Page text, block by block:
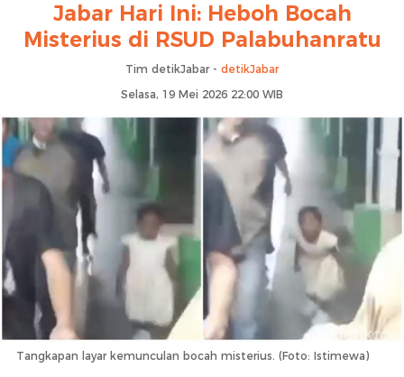
Jabar Hari Ini: Heboh Bocah
Misterius di RSUD Palabuhanratu
Tim detikJabar - detikJabar
Selasa, 19 Mei 2026 22:00 WIB
Tangkapan layar kemunculan bocah misterius. (Foto: Istimewa)